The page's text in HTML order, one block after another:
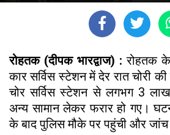
रोहतक (दीपक भारद्वाज) :रोहतक के
कार सर्विस स्टेशन में देर रात चोरी
चोर सर्विस स्टेशन से लगभग 3
अन्य सामान लेकर फरार हो गए।
के बाद पुलिस मौके पर पहुंची और